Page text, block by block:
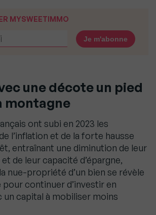
MYSWEETIMMO
une décote un pied
montagne
ont subi en 2023 les
l’inflation et de la forte hausse
entraînant une diminution de leur
de leur capacité d’épargne,
nue-propriété d’un bien se révèle
continuer d’investir en
un capital à mobiliser moins